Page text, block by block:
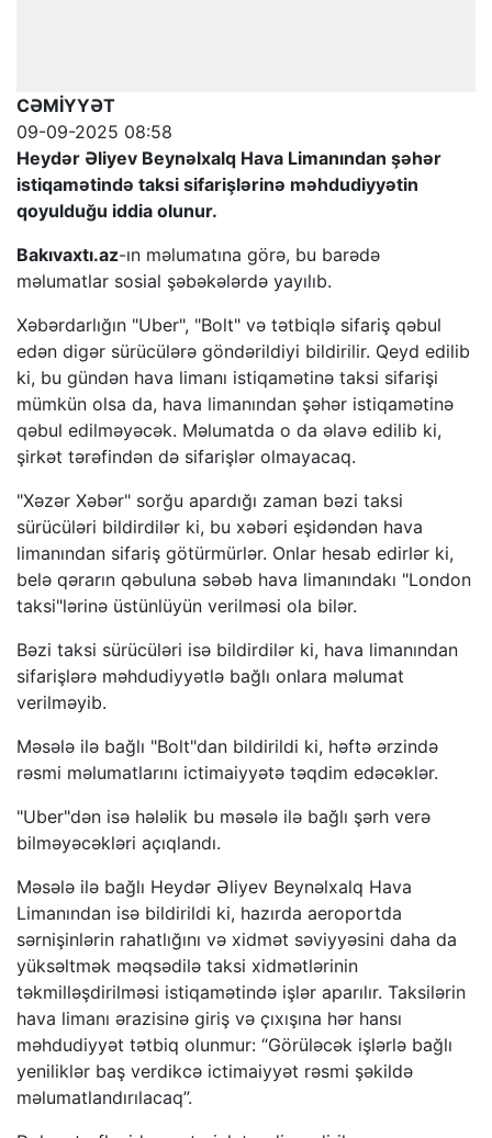
CƏMİYYƏT
09-09-2025 08:58
Heydər Əliyev Beynəlxalq Hava Limanından şəhər
istiqamətində taksi sifarişlərinə məhdudiyyətin
qoyulduğu iddia olunur.
Bakıvaxtı.az-ın məlumatına görə, bu barədə
məlumatlar sosial şəbəkələrdə yayılıb.
Xəbərdarlığın "Uber", "Bolt" və tətbiqlə sifariş qəbul
edən digər sürücülərə göndərildiyi bildirilir. Qeyd edilib
ki, bu gündən hava limanı istiqamətinə taksi sifarişi
mümkün olsa da, hava limanından şəhər istiqamətinə
qəbul edilməyəcək. Məlumatda o da əlavə edilib ki,
şirkət tərəfindən də sifarişlər olmayacaq.
"Xəzər Xəbər" sorğu apardığı zaman bəzi taksi
sürücüləri bildirdilər ki, bu xəbəri eşidəndən hava
limanından sifariş götürmürlər. Onlar hesab edirlər ki,
belə qərarın qəbuluna səbəb hava limanındakı "London
taksi"lərinə üstünlüyün verilməsi ola bilər.
Bəzi taksi sürücüləri isə bildirdilər ki, hava limanından
sifarişlərə məhdudiyyətlə bağlı onlara məlumat
verilməyib.
Məsələ ilə bağlı "Bolt"dan bildirildi ki, həftə ərzində
rəsmi məlumatlarını ictimaiyyətə təqdim edəcəklər.
"Uber"dən isə hələlik bu məsələ ilə bağlı şərh verə
bilməyəcəkləri açıqlandı.
Məsələ ilə bağlı Heydər Əliyev Beynəlxalq Hava
Limanından isə bildirildi ki, hazırda aeroportda
sərnişinlərin rahatlığını və xidmət səviyyəsini daha da
yüksəltmək məqsədilə taksi xidmətlərinin
təkmilləşdirilməsi istiqamətində işlər aparılır. Taksilərin
hava limanı ərazisinə giriş və çıxışına hər hansı
məhdudiyyət tətbiq olunmur: “Görüləcək işlərlə bağlı
yeniliklər baş verdikcə ictimaiyyət rəsmi şəkildə
məlumatlandırılacaq”.